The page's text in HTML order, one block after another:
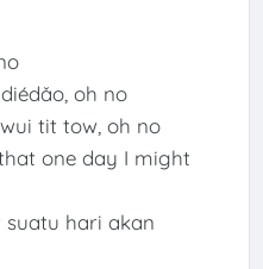
oh no
tit tow, oh no
one day I might
hari akan